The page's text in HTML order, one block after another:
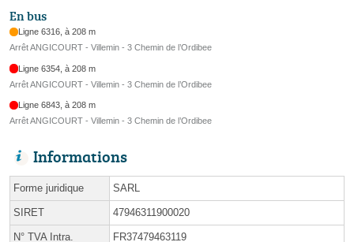
En bus
Ligne 6316, à 208 m
Arrêt ANGICOURT - Villemin - 3 Chemin de l’Ordibee
Ligne 6354, à 208 m
Arrêt ANGICOURT - Villemin - 3 Chemin de l’Ordibee
Ligne 6843, à 208 m
Arrêt ANGICOURT - Villemin - 3 Chemin de l’Ordibee
Informations
Forme juridique SARL
SIRET 47946311900020
N° TVA Intra. FR37479463119